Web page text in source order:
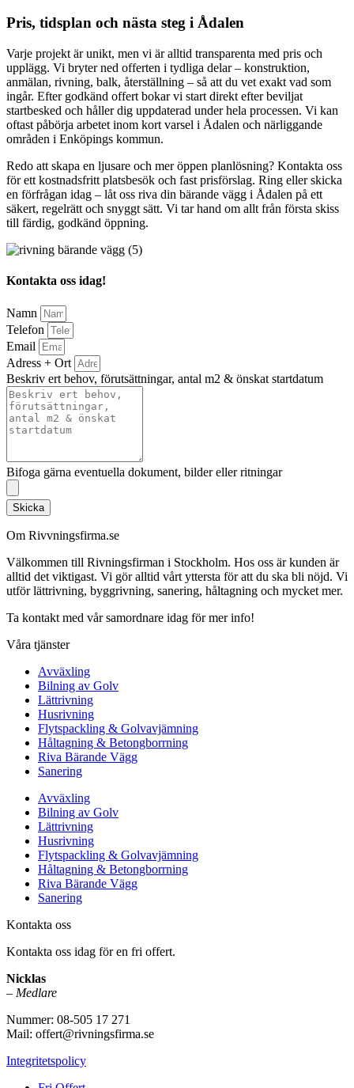
Pris, tidsplan och nästa steg i Ådalen
Varje projekt är unikt, men vi är alltid transparenta med pris och
upplägg. Vi bryter ned offerten i tydliga delar – konstruktion,
anmälan, rivning, balk, återställning – så att du vet exakt vad som
ingår. Efter godkänd offert bokar vi start direkt efter beviljat
startbesked och håller dig uppdaterad under hela processen. Vi kan
oftast påbörja arbetet inom kort varsel i Ådalen och närliggande
områden i Enköpings kommun.
Redo att skapa en ljusare och mer öppen planlösning? Kontakta oss
för ett kostnadsfritt platsbesök och fast prisförslag. Ring eller skicka
en förfrågan idag – låt oss riva din bärande vägg i Ådalen på ett
säkert, regelrätt och snyggt sätt. Vi tar hand om allt från första skiss
till färdig, godkänd öppning.
Kontakta oss idag!
Namn
Telefon
Email
Adress + Ort
Beskriv ert behov, förutsättningar, antal m2 & önskat startdatum
Bifoga gärna eventuella dokument, bilder eller ritningar
Skicka
Om Rivvningsfirma.se
Välkommen till Rivningsfirman i Stockholm. Hos oss är kunden är
alltid det viktigast. Vi gör alltid vårt yttersta för att du ska bli nöjd. Vi
utför lättrivning, byggrivning, sanering, håltagning och mycket mer.
Ta kontakt med vår samordnare idag för mer info!
Våra tjänster
Avväxling
Bilning av Golv
Lättrivning
Husrivning
Flytspackling & Golvavjämning
Håltagning & Betongborrning
Riva Bärande Vägg
Sanering
Avväxling
Bilning av Golv
Lättrivning
Husrivning
Flytspackling & Golvavjämning
Håltagning & Betongborrning
Riva Bärande Vägg
Sanering
Kontakta oss
Kontakta oss idag för en fri offert.
Nicklas
– Medlare
Nummer: 08-505 17 271
Mail: offert@rivningsfirma.se
Integritetspolicy